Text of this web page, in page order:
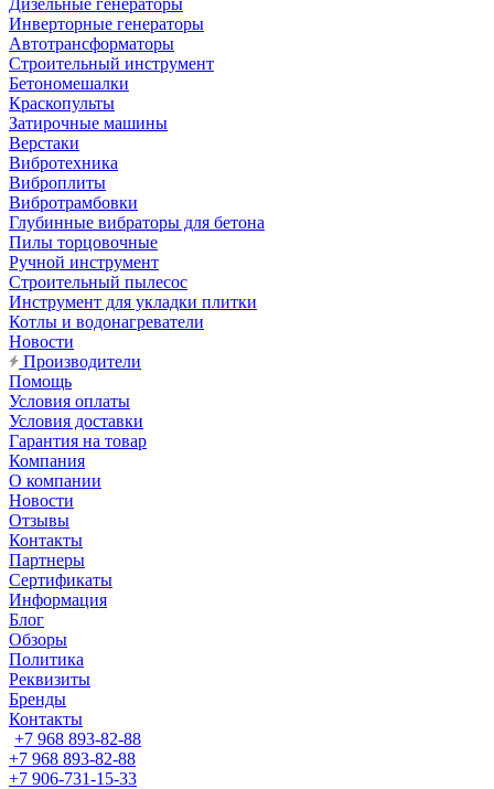
Дизельные генераторы
Инверторные генераторы
Автотрансформаторы
Строительный инструмент
Бетономешалки
Краскопульты
Затирочные машины
Верстаки
Вибротехника
Виброплиты
Вибротрамбовки
Глубинные вибраторы для бетона
Пилы торцовочные
Ручной инструмент
Строительный пылесос
Инструмент для укладки плитки
Котлы и водонагреватели
Новости
Производители
Помощь
Условия оплаты
Условия доставки
Гарантия на товар
Компания
О компании
Новости
Отзывы
Контакты
Партнеры
Сертификаты
Информация
Блог
Обзоры
Политика
Реквизиты
Бренды
Контакты
+7 968 893-82-88
+7 968 893-82-88
+7 906-731-15-33